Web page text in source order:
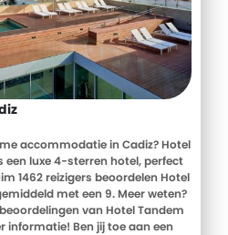
accommodatie in Cadiz? Hotel
een luxe 4-sterren hotel, perfect
1462 reizigers beoordelen Hotel
met een 9. Meer weten?
van Hotel Tandem
informatie! Ben jij toe aan een